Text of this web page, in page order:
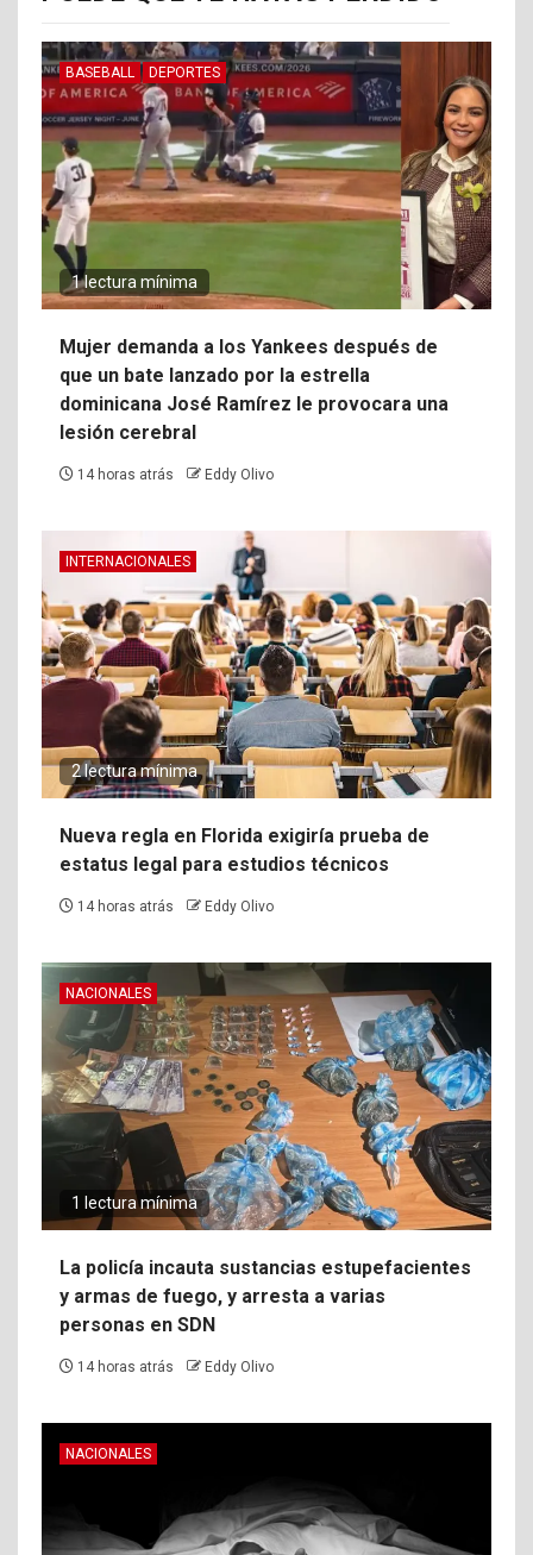
BASEBALL DEPORTES
1 lectura mínima
Mujer demanda a los Yankees después de
que un bate lanzado por la estrella
dominicana José Ramírez le provocara una
lesión cerebral
14 horas atrás Eddy Olivo
INTERNACIONALES
2 lectura mínima
Nueva regla en Florida exigiría prueba de
estatus legal para estudios técnicos
14 horas atrás Eddy Olivo
NACIONALES
1 lectura mínima
La policía incauta sustancias estupefacientes
y armas de fuego, y arresta a varias
personas en SDN
14 horas atrás Eddy Olivo
NACIONALES